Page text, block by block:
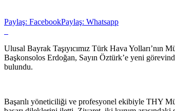
Paylaş: FacebookPaylaş: Whatsapp
Ulusal Bayrak Taşıyıcımız Türk Hava
Başkonsolos Erdoğan, Sayın Öztürk’e yeni
bulundu.
Başarılı yöneticiliği ve profesyonel ekibiyle THY